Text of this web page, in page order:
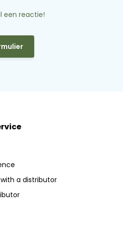
een reactie!
a distributor